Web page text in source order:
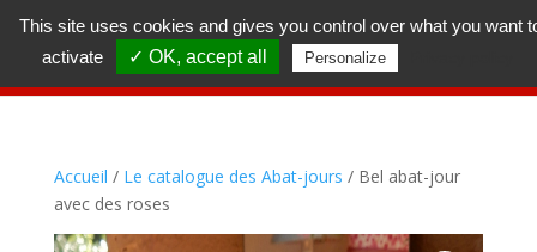
Accueil / Le catalogue des Abat-jours / Bel abat-jour
avec des roses
This site uses cookies and gives you control over what you want
activate
✓ OK, accept all Personalize